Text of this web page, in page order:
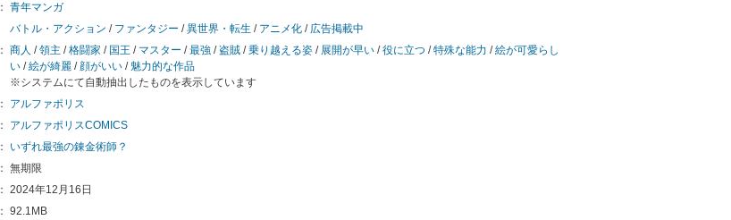
： 青年マンガ
バトル・アクション / ファンタジー /異世界・転生 / アニメ化 / 広告掲載中
： 商人 /領主 /格闘家 / 国王 / マスター /最強 /盗賊 /乗り越える姿 / 展開が早い /役に立つ /特殊な能力 /絵が可愛らし
い /絵が綺麗 / 顔がいい / 魅力的な作品
※システムにて自動抽出したものを表示しています
：
アルファポリス
：
アルファポリスCOMICS
：
いずれ最強の錬金術師？
： 無期限
： 2024年12月16日
： 92.1MB